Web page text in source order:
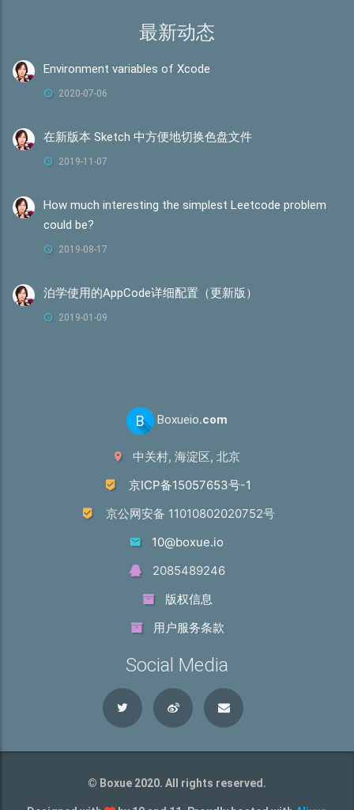
最新动态
Environment variables of Xcode
2020-07-06
在新版本 Sketch 中方便地切换色盘文件
2019-11-07
How much interesting the simplest Leetcode problem
could be?
2019-08-17
泊学使用的AppCode详细配置（更新版）
2019-01-09
B Boxueio.com
中关村, 海淀区, 北京
京ICP备15057653号-1
京公网安备 11010802020752号
10@boxue.io
2085489246
版权信息
用户服务条款
Social Media
© Boxue 2020. All rights reserved.